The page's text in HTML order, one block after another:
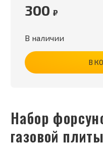
Набор форсунок (Terra) для
газовой
300 ₽
В наличии
В